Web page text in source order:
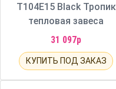
Т104E15 Black Тропик
тепловая завеса
31 097р
КУПИТЬ ПОД ЗАКАЗ